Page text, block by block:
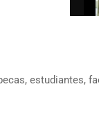
, estudiantes,